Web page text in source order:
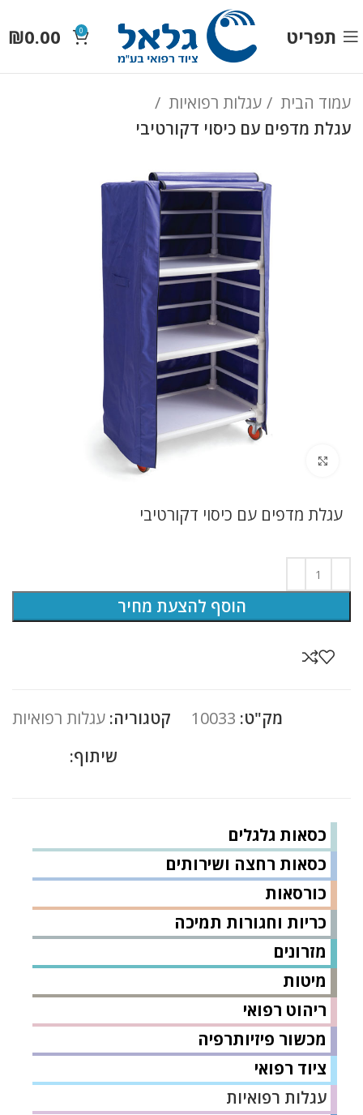
תפריט 0
₪0.00
עמוד הבית
עגלות רפואיות
עגלת מדפים עם כיסוי דקורטיבי
כסאות גלגלים
כסאות רחצה ושירותים
כורסאות
כריות וחגורות תמיכה
מזרונים
מיטות
ריהוט רפואי
מכשור פיזיותרפיה
ציוד רפואי
עגלות רפואיות
עגלת מדפים עם כיסוי דקורטיבי
הוסף להצעת מחיר
מק"ט: 10033 קטגוריה: עגלות רפואיות
שיתוף: